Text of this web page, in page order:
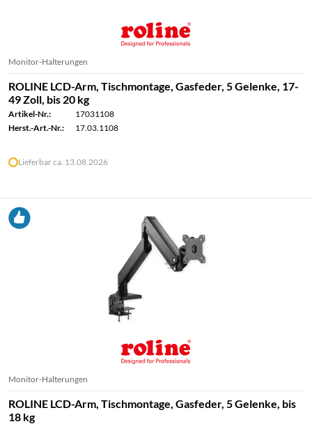
Monitor-Halterungen
ROLINE LCD-Arm, Tischmontage, Gasfeder, 5 Gelenke, 17-
49 Zoll, bis 20 kg
Artikel-Nr.:
17031108
Herst.-Art.-Nr.:
17.03.1108
Lieferbar ca. 13.08.2026
Monitor-Halterungen
ROLINE LCD-Arm, Tischmontage, Gasfeder, 5 Gelenke, bis
18 kg